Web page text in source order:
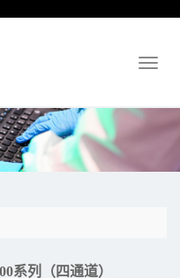
Toggle
系列（四通道）